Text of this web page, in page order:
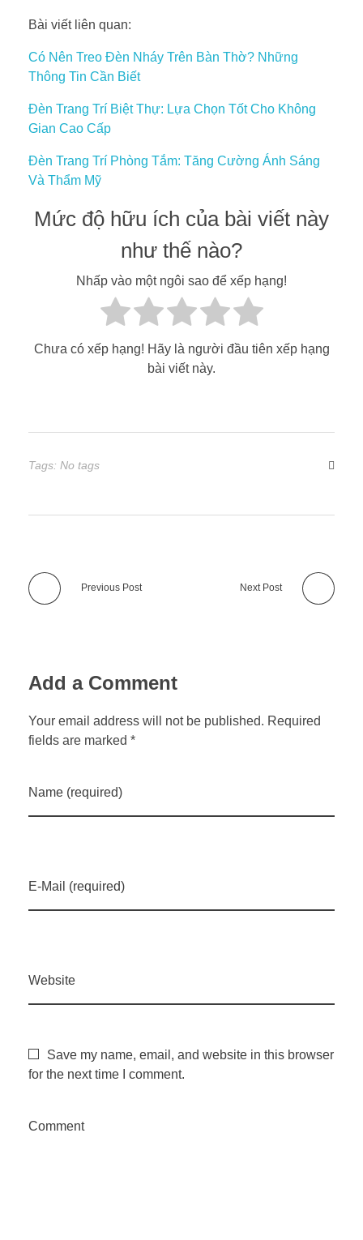
Bài viết liên quan:
Có Nên Treo Đèn Nháy Trên Bàn Thờ? Những
Thông Tin Cần Biết
Đèn Trang Trí Biệt Thự: Lựa Chọn Tốt Cho Không
Gian Cao Cấp
Đèn Trang Trí Phòng Tắm: Tăng Cường Ánh Sáng
Và Thẩm Mỹ
Mức độ hữu ích của bài viết này
như thế nào?
Nhấp vào một ngôi sao để xếp hạng!
Chưa có xếp hạng! Hãy là người đầu tiên xếp hạng
bài viết này.
Tags: No tags
Previous Post Next Post
Add a Comment
Your email address will not be published. Required
fields are marked *
Name (required)
E-Mail (required)
Website
Save my name, email, and website in this browser
for the next time I comment.
Comment